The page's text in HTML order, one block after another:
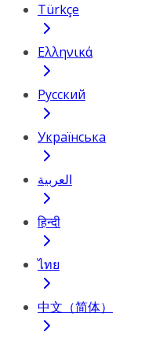
Türkçe
Ελληνικά
Русский
Українська
العربية
हिन्दी
ไทย
中文（简体）